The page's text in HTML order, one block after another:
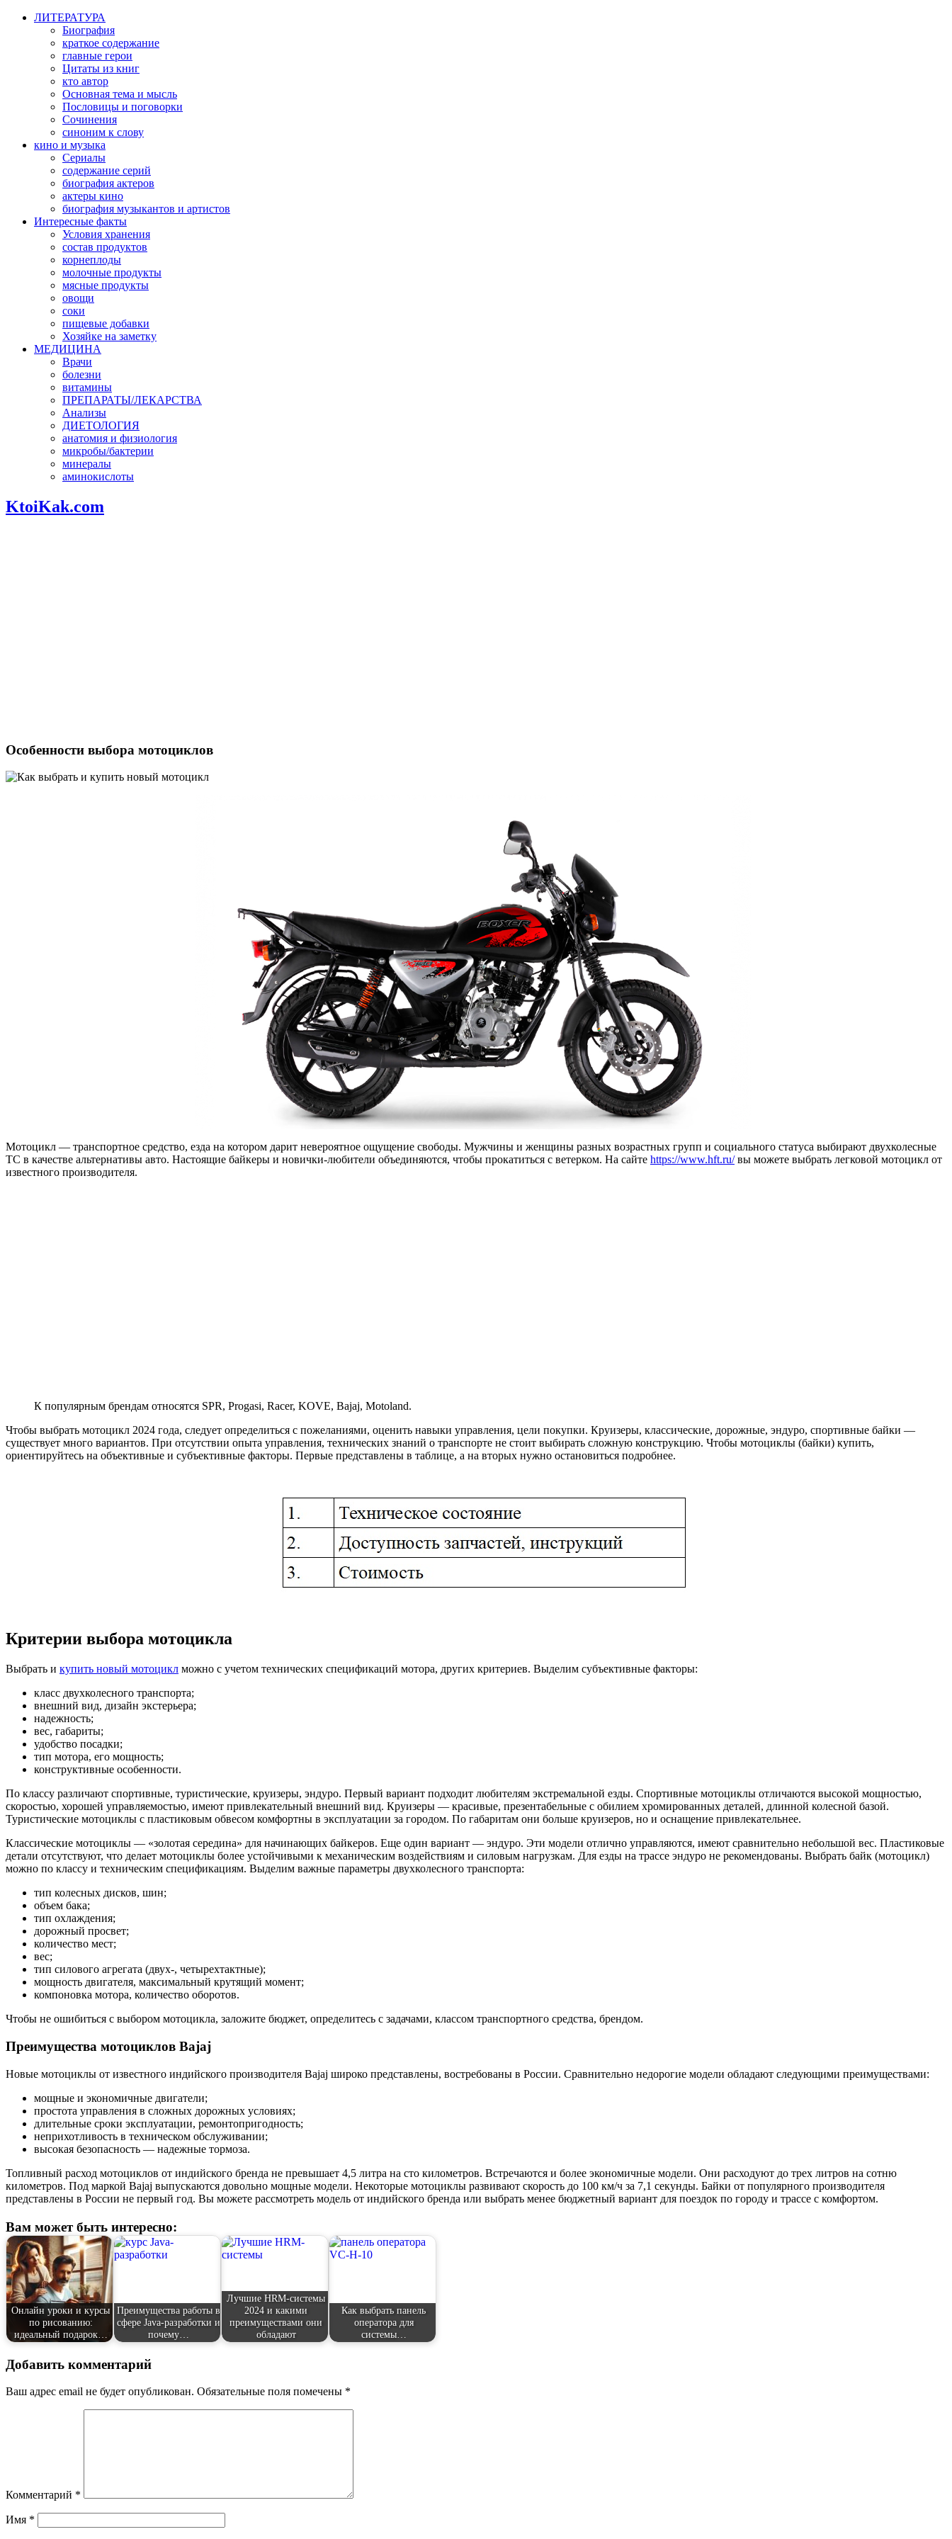
ЛИТЕРАТУРА
Биография
краткое содержание
главные герои
Цитаты из книг
кто автор
Основная тема и мысль
Пословицы и поговорки
Сочинения
синоним к слову
кино и музыка
Сериалы
содержание серий
биография актеров
актеры кино
биография музыкантов и артистов
Интересные факты
Условия хранения
состав продуктов
корнеплоды
молочные продукты
мясные продукты
овощи
соки
пищевые добавки
Хозяйке на заметку
МЕДИЦИНА
Врачи
болезни
витамины
ПРЕПАРАТЫ/ЛЕКАРСТВА
Анализы
ДИЕТОЛОГИЯ
анатомия и физиология
микробы/бактерии
минералы
аминокислоты
KtoiKak.com
Особенности выбора мотоциклов
Мотоцикл — транспортное средство, езда на котором дарит невероятное ощущение свободы. Мужчины и женщины разных возрастных групп и социального статуса выбирают двухколесные
ТС в качестве альтернативы авто. Настоящие байкеры и новички-любители объединяются, чтобы прокатиться с ветерком. На сайте https://www.hft.ru/вы можете выбрать легковой мотоцикл от
известного производителя.
К популярным брендам относятся SPR, Progasi, Racer, KOVE, Bajaj, Motoland.
Чтобы выбрать мотоцикл 2024 года, следует определиться с пожеланиями, оценить навыки управления, цели покупки. Круизеры, классические, дорожные, эндуро, спортивные байки —
существует много вариантов. При отсутствии опыта управления, технических знаний о транспорте не стоит выбирать сложную конструкцию. Чтобы мотоциклы (байки) купить,
ориентируйтесь на объективные и субъективные факторы. Первые представлены в таблице, а на вторых нужно остановиться подробнее.
Критерии выбора мотоцикла
Выбрать и купить новый мотоцикл можно с учетом технических спецификаций мотора, других критериев. Выделим субъективные факторы:
класс двухколесного транспорта;
внешний вид, дизайн экстерьера;
надежность;
вес, габариты;
удобство посадки;
тип мотора, его мощность;
конструктивные особенности.
По классу различают спортивные, туристические, круизеры, эндуро. Первый вариант подходит любителям экстремальной езды. Спортивные мотоциклы отличаются высокой мощностью,
скоростью, хорошей управляемостью, имеют привлекательный внешний вид. Круизеры — красивые, презентабельные с обилием хромированных деталей, длинной колесной базой.
Туристические мотоциклы с пластиковым обвесом комфортны в эксплуатации за городом. По габаритам они больше круизеров, но и оснащение привлекательнее.
Классические мотоциклы — «золотая середина» для начинающих байкеров. Еще один вариант — эндуро. Эти модели отлично управляются, имеют сравнительно небольшой вес. Пластиковые
детали отсутствуют, что делает мотоциклы более устойчивыми к механическим воздействиям и силовым нагрузкам. Для езды на трассе эндуро не рекомендованы. Выбрать байк (мотоцикл)
можно по классу и техническим спецификациям. Выделим важные параметры двухколесного транспорта:
тип колесных дисков, шин;
объем бака;
тип охлаждения;
дорожный просвет;
количество мест;
вес;
тип силового агрегата (двух-, четырехтактные);
мощность двигателя, максимальный крутящий момент;
компоновка мотора, количество оборотов.
Чтобы не ошибиться с выбором мотоцикла, заложите бюджет, определитесь с задачами, классом транспортного средства, брендом.
Преимущества мотоциклов Bajaj
Новые мотоциклы от известного индийского производителя Bajaj широко представлены, востребованы в России. Сравнительно недорогие модели обладают следующими преимуществами:
мощные и экономичные двигатели;
простота управления в сложных дорожных условиях;
длительные сроки эксплуатации, ремонтопригодность;
неприхотливость в техническом обслуживании;
высокая безопасность — надежные тормоза.
Топливный расход мотоциклов от индийского бренда не превышает 4,5 литра на сто километров. Встречаются и более экономичные модели. Они расходуют до трех литров на сотню
километров. Под маркой Bajaj выпускаются довольно мощные модели. Некоторые мотоциклы развивают скорость до 100 км/ч за 7,1 секунды. Байки от популярного производителя
представлены в России не первый год. Вы можете рассмотреть модель от индийского бренда или выбрать менее бюджетный вариант для поездок по городу и трассе с комфортом.
Вам может быть интересно:
Онлайн уроки и курсы
по рисованию:
идеальный подарок…
Преимущества работы в
сфере Java-разработки и
почему…
Лучшие HRM-системы
2024 и какими
преимуществами они
обладают
Как выбрать панель
оператора для
системы…
Добавить комментарий
Ваш адрес email не будет опубликован. Обязательные поля помечены *
Комментарий *
Имя *